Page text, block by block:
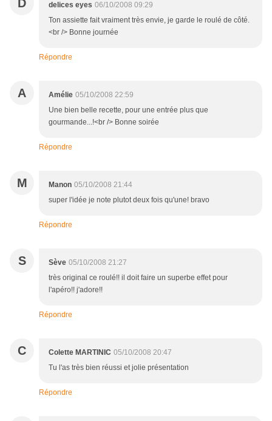
D delices eyes 06/10/2008 09:29
Ton assiette fait vraiment très envie, je garde le roulé de côté.
<br /> Bonne journée
Répondre
A Amélie 05/10/2008 22:59
Une bien belle recette, pour une entrée plus que
gourmande...!<br /> Bonne soirée
Répondre
M Manon 05/10/2008 21:44
super l'idée je note plutot deux fois qu'une! bravo
Répondre
S Sève 05/10/2008 21:27
très original ce roulé!! il doit faire un superbe effet pour
l'apéro!! j'adore!!
Répondre
C Colette MARTINIC 05/10/2008 20:47
Tu l'as très bien réussi et jolie présentation
Répondre